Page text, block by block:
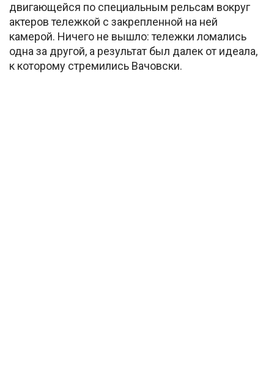
двигающейся по специальным рельсам вокруг
актеров тележкой с закрепленной на ней
камерой. Ничего не вышло: тележки ломались
одна за другой, а результат был далек от идеала,
к которому стремились Вачовски.